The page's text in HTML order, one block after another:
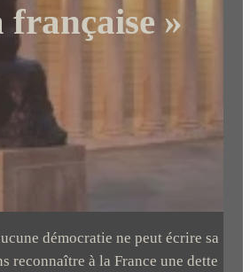
française »
démocratie ne peut écrire sa
reconnaître à la France une dette